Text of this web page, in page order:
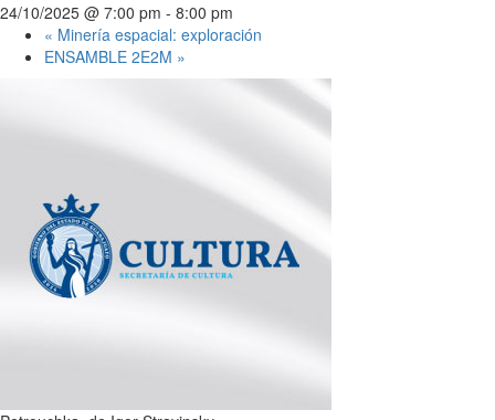
24/10/2025 @ 7:00 pm - 8:00 pm
« Minería espacial: exploración
ENSAMBLE 2E2M »